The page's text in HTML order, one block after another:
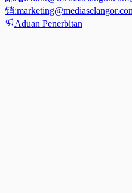
销:
Aduan Penerbitan